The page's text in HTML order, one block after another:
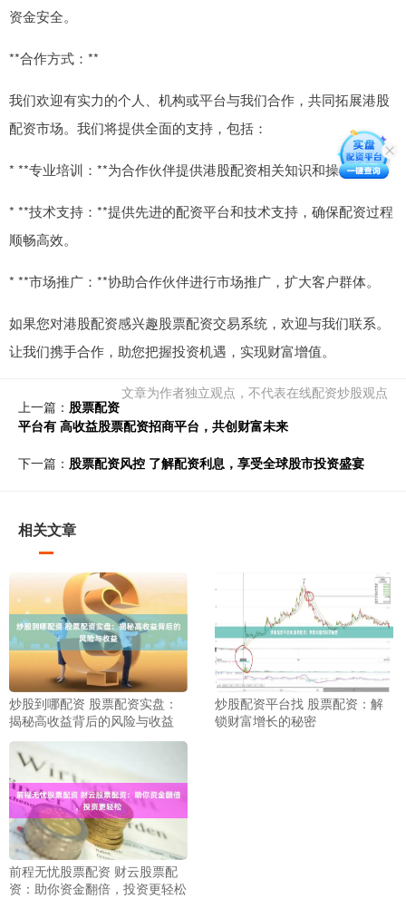
资金安全。
**合作方式：**
我们欢迎有实力的个人、机构或平台与我们合作，共同拓展港股
配资市场。我们将提供全面的支持，包括：
* **专业培训：**为合作伙伴提供港股配资相关知识和操作培训。
* **技术支持：**提供先进的配资平台和技术支持，确保配资过程
顺畅高效。
* **市场推广：**协助合作伙伴进行市场推广，扩大客户群体。
如果您对港股配资感兴趣股票配资交易系统，欢迎与我们联系。
让我们携手合作，助您把握投资机遇，实现财富增值。
文章为作者独立观点，不代表在线配资炒股观点
上一篇： 股票配资
平台有 高收益股票配资招商平台，共创财富未来
下一篇： 股票配资风控 了解配资利息，享受全球股市投资盛宴
相关文章
炒股到哪配资 股票配资实盘：
揭秘高收益背后的风险与收益
炒股配资平台找 股票配资：解
锁财富增长的秘密
前程无忧股票配资 财云股票配
资：助你资金翻倍，投资更轻松